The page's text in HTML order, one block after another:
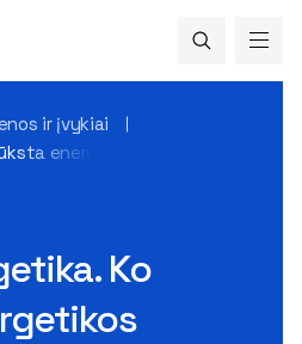
ir įvykiai
energetikos sričiai?
Ko